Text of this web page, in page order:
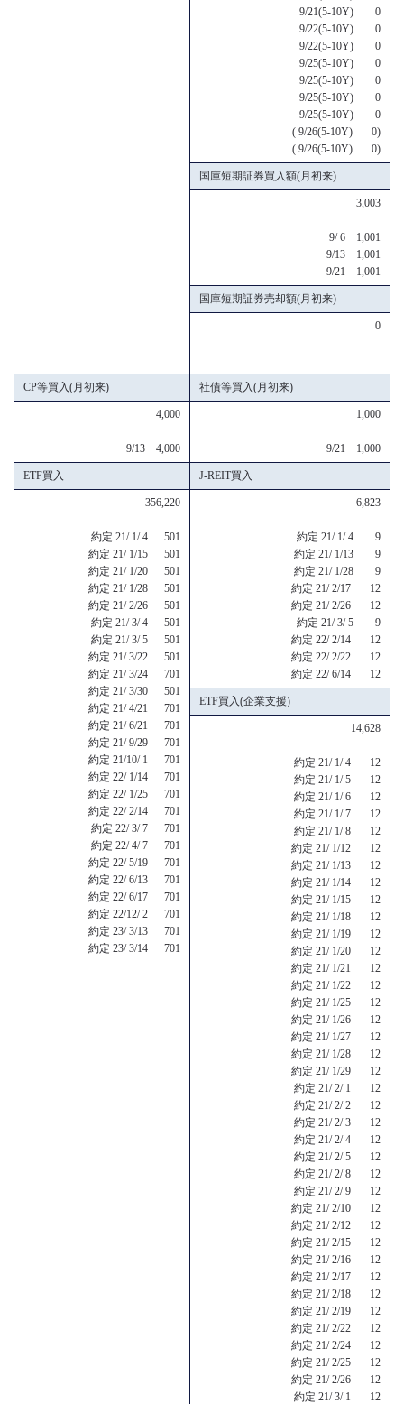
9/21(5-10Y) 0
9/22(5-10Y) 0
9/22(5-10Y) 0
9/25(5-10Y) 0
9/25(5-10Y) 0
9/25(5-10Y) 0
9/25(5-10Y) 0
( 9/26(5-10Y) 0)
( 9/26(5-10Y) 0)
国庫短期証券買入額(月初来)
3,003
9/ 6 1,001
9/13 1,001
9/21 1,001
国庫短期証券売却額(月初来)
0
CP等買入(月初来) 社債等買入(月初来)
4,000
9/13 4,000
1,000
9/21 1,000
ETF買入 J-REIT買入
356,220
約定 21/ 1/ 4 501
約定 21/ 1/15 501
約定 21/ 1/20 501
約定 21/ 1/28 501
約定 21/ 2/26 501
約定 21/ 3/ 4 501
約定 21/ 3/ 5 501
約定 21/ 3/22 501
約定 21/ 3/24 701
約定 21/ 3/30 501
約定 21/ 4/21 701
約定 21/ 6/21 701
約定 21/ 9/29 701
約定 21/10/ 1 701
約定 22/ 1/14 701
約定 22/ 1/25 701
約定 22/ 2/14 701
約定 22/ 3/ 7 701
約定 22/ 4/ 7 701
約定 22/ 5/19 701
約定 22/ 6/13 701
約定 22/ 6/17 701
約定 22/12/ 2 701
約定 23/ 3/13 701
約定 23/ 3/14 701
6,823
約定 21/ 1/ 4 9
約定 21/ 1/13 9
約定 21/ 1/28 9
約定 21/ 2/17 12
約定 21/ 2/26 12
約定 21/ 3/ 5 9
約定 22/ 2/14 12
約定 22/ 2/22 12
約定 22/ 6/14 12
ETF買入(企業支援)
14,628
約定 21/ 1/ 4 12
約定 21/ 1/ 5 12
約定 21/ 1/ 6 12
約定 21/ 1/ 7 12
約定 21/ 1/ 8 12
約定 21/ 1/12 12
約定 21/ 1/13 12
約定 21/ 1/14 12
約定 21/ 1/15 12
約定 21/ 1/18 12
約定 21/ 1/19 12
約定 21/ 1/20 12
約定 21/ 1/21 12
約定 21/ 1/22 12
約定 21/ 1/25 12
約定 21/ 1/26 12
約定 21/ 1/27 12
約定 21/ 1/28 12
約定 21/ 1/29 12
約定 21/ 2/ 1 12
約定 21/ 2/ 2 12
約定 21/ 2/ 3 12
約定 21/ 2/ 4 12
約定 21/ 2/ 5 12
約定 21/ 2/ 8 12
約定 21/ 2/ 9 12
約定 21/ 2/10 12
約定 21/ 2/12 12
約定 21/ 2/15 12
約定 21/ 2/16 12
約定 21/ 2/17 12
約定 21/ 2/18 12
約定 21/ 2/19 12
約定 21/ 2/22 12
約定 21/ 2/24 12
約定 21/ 2/25 12
約定 21/ 2/26 12
約定 21/ 3/ 1 12